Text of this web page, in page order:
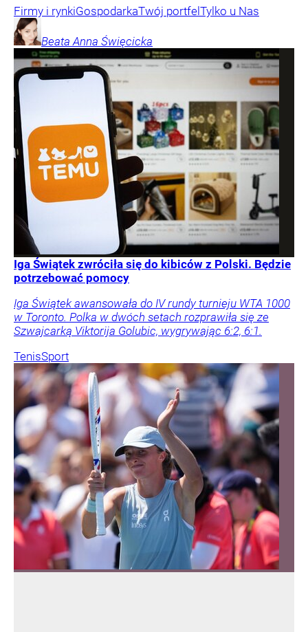
Firmy i rynkiGospodarkaTwój portfelTylko u Nas
Beata Anna Święcicka
Iga Świątek zwróciła się do kibiców z Polski. Będzie
potrzebować pomocy
Iga Świątek awansowała do IV rundy turnieju WTA 1000
w Toronto. Polka w dwóch setach rozprawiła się ze
Szwajcarką Viktorija Golubic, wygrywając 6:2, 6:1.
TenisSport